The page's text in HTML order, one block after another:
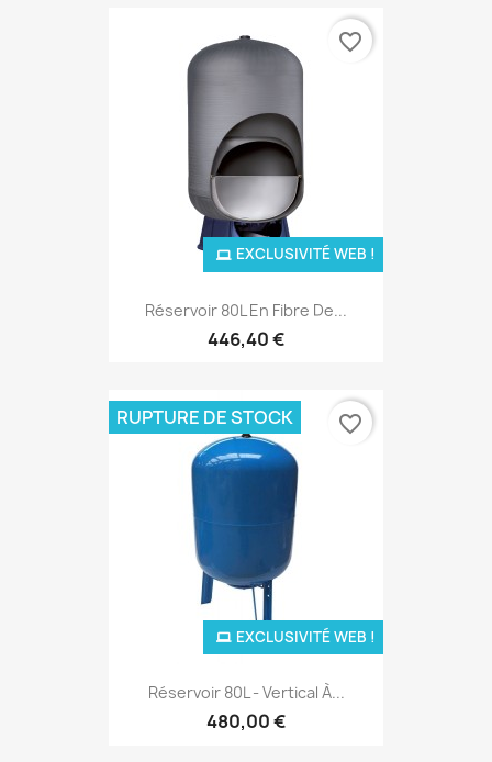
Réservoir 80L En Fibre De...
446,40 €
EXCLUSIVITÉ WEB !
favorite_border
Réservoir 80L - Vertical À...
480,00 €
EXCLUSIVITÉ WEB !
RUPTURE DE STOCK favorite_border